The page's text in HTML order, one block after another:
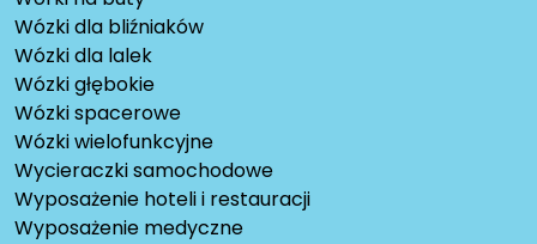
Wózki dla bliźniaków
Wózki dla lalek
Wózki głębokie
Wózki spacerowe
Wózki wielofunkcyjne
Wycieraczki samochodowe
Wyposażenie hoteli i restauracji
Wyposażenie medyczne